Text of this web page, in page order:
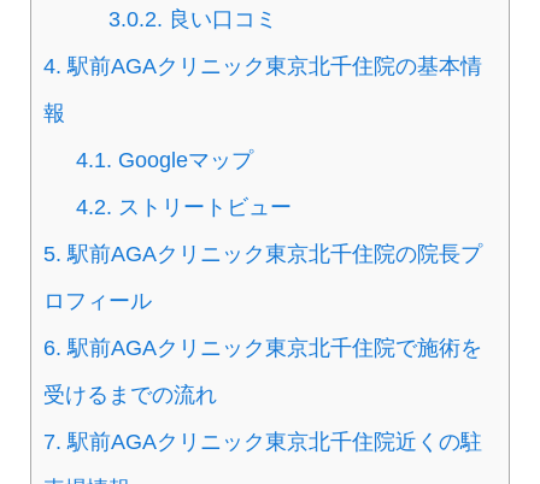
3.0.2. 良い口コミ
4. 駅前AGAクリニック東京北千住院の基本情
報
4.1. Googleマップ
4.2. ストリートビュー
5. 駅前AGAクリニック東京北千住院の院長プ
ロフィール
6. 駅前AGAクリニック東京北千住院で施術を
受けるまでの流れ
7. 駅前AGAクリニック東京北千住院近くの駐